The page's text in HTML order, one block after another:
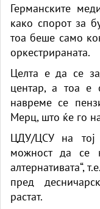
Германските
како спорот за
тоа беше само
оркестрираната.
Целта е да се
центар, а тоа е
навреме се
Мерц, што ќе го
ЦДУ/ЦСУ на тој
можност да се
алтернативата“,
пред
растат.